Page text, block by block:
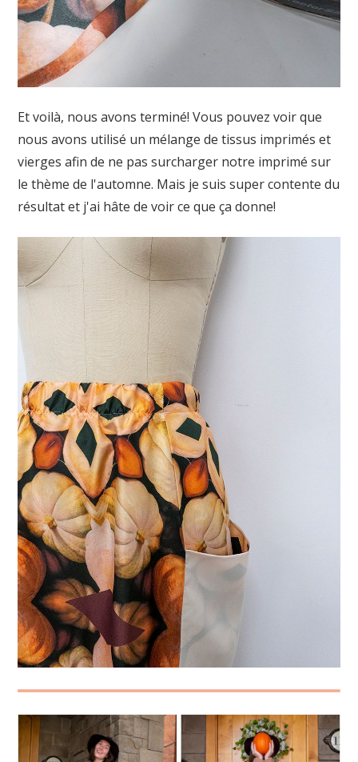
Et voilà, nous avons terminé! Vous pouvez voir que
nous avons utilisé un mélange de tissus imprimés et
vierges afin de ne pas surcharger notre imprimé sur
le thème de l'automne. Mais je suis super contente du
résultat et j'ai hâte de voir ce que ça donne!